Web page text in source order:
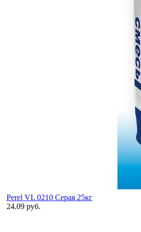
Perel VL 0210 Серая 25кг
24.09 руб.